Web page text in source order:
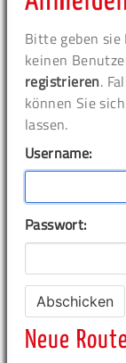
Bitte geben sie
keinen
registrieren.
können Sie
lassen.
Username:
Passwort:
Neue